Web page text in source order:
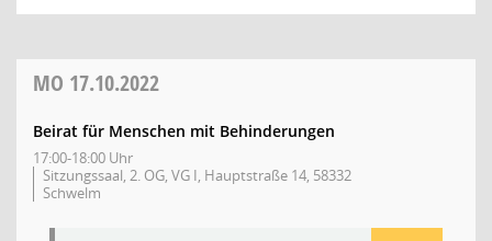
MO 17.10.2022
Beirat für Menschen mit Behinderungen
17:00-18:00 Uhr
Sitzungssaal, 2. OG, VG I, Hauptstraße 14, 58332
Schwelm